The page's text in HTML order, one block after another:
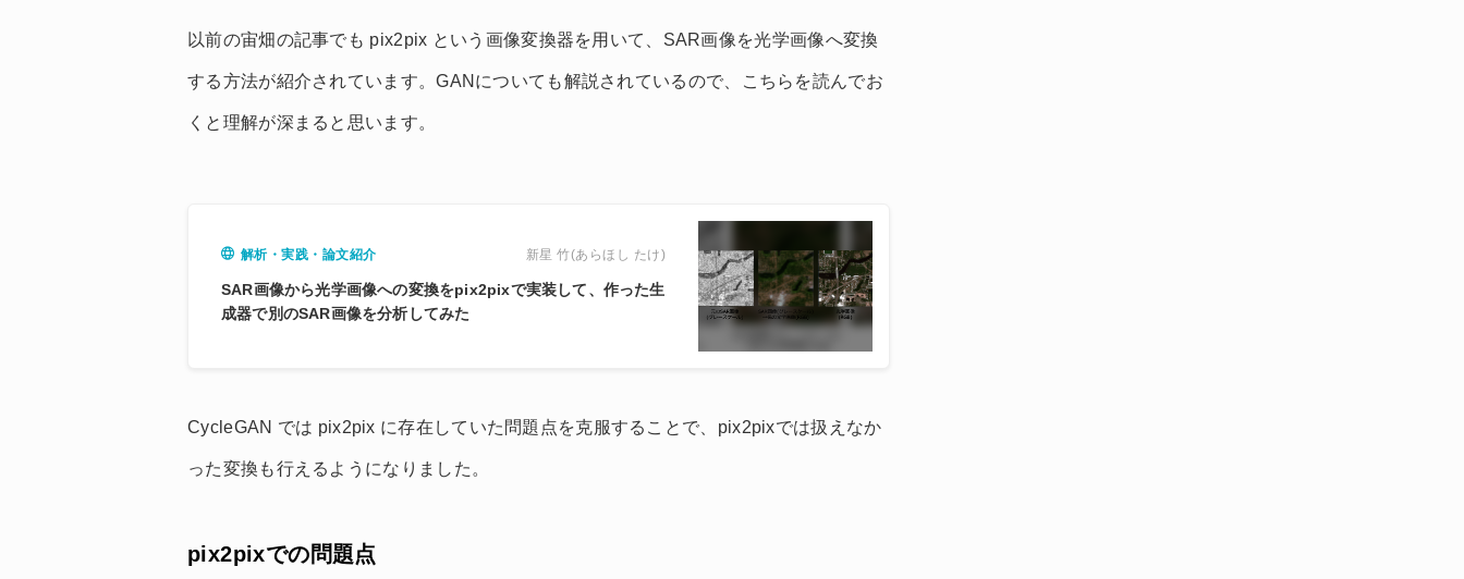
以前の宙畑の記事でも pix2pix という画像変換器を用いて、SAR画像を光学画像へ変換
する方法が紹介されています。GANについても解説されているので、こちらを読んでお
くと理解が深まると思います。
解析・実践・論文紹介 新星 竹(あらほし たけ)
SAR画像から光学画像への変換をpix2pixで実装して、作った生
成器で別のSAR画像を分析してみた
CycleGAN では pix2pix に存在していた問題点を克服することで、pix2pixでは扱えなか
った変換も行えるようになりました。
pix2pixでの問題点